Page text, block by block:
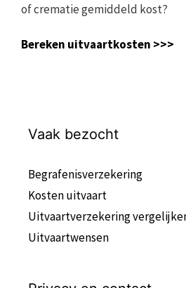
of crematie gemiddeld kost?
Bereken uitvaartkosten >>>
Vaak bezocht
Begrafenisverzekering
Kosten uitvaart
Uitvaartverzekering
Uitvaartwensen